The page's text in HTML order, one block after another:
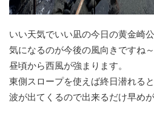
いい天気でいい凪の今日の黄金崎
気になるのが今後の風向きですね～
昼頃から西風が強まります。
東側スロープを使えば終日潜れると
波が出てくるので出来るだけ早めが